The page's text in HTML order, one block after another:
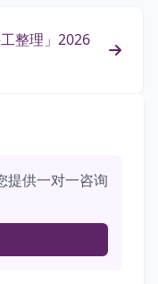
工整理」2026
提供一对一咨询